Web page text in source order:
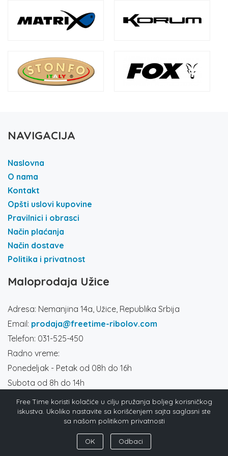
NAVIGACIJA
Naslovna
O nama
Kontakt
Opšti uslovi kupovine
Pravilnici i obrasci
Način plaćanja
Način dostave
Politika i privatnost
Maloprodaja Užice
Adresa: Nemanjina 14a, Užice, Republika Srbija
Email: prodaja@freetime-ribolov.com
Telefon: 031-525-450
Radno vreme:
Ponedeljak - Petak od 08h do 16h
Subota od 8h do 14h
Društvene mreže
Free Time koristi kolačiće u cilju pružanja boljeg korisničkog
iskustva. Ukoliko nastavite sa korišćenjem sajta saglasni ste
sa našom politikom privatnosti
OK Odbaci